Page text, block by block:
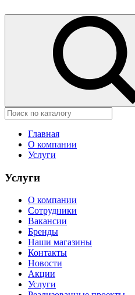
Главная
О компании
Услуги
Услуги
О компании
Сотрудники
Вакансии
Бренды
Наши магазины
Контакты
Новости
Акции
Услуги